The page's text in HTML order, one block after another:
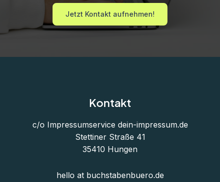
Jetzt Kontakt aufnehmen!
Kontakt
c/o Impressumservice dein-impressum.de
Stettiner Straße 41
35410 Hungen
hello at buchstabenbuero.de